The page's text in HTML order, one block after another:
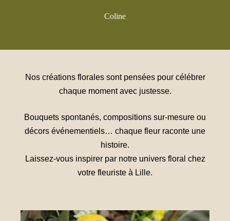
Coline
Nos créations florales sont pensées pour célébrer
chaque moment avec justesse.
Bouquets spontanés, compositions sur-mesure ou
décors événementiels… chaque fleur raconte une
histoire.
Laissez-vous inspirer par notre univers floral chez
votre fleuriste à Lille.